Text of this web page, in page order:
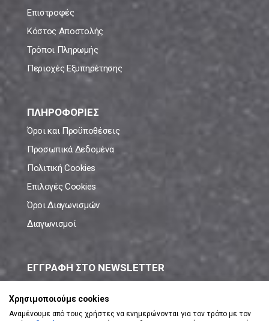
Επιστροφές
Κόστος Αποστολής
Τρόποι Πληρωμής
Περιοχές Εξυπηρέτησης
ΠΛΗΡΟΦΟΡΙΕΣ
Όροι και Προϋποθέσεις
Προσωπικά Δεδομένα
Πολιτική Cookies
Επιλογές Cookies
Όροι Διαγωνισμών
Διαγωνισμοί
ΕΓΓΡΑΦΗ ΣΤΟ NEWSLETTER
Χρησιμοποιούμε cookies
Αναμένουμε από τους χρήστες να ενημερώνονται για τον τρόπο με τον